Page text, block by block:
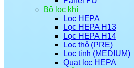
Bộ lọc khí
Lọc HEPA
Lọc HEPA H13
Lọc HEPA H14
Lọc thô (PRE)
Lọc tinh (MEDIUM)
Quạt lọc HEPA